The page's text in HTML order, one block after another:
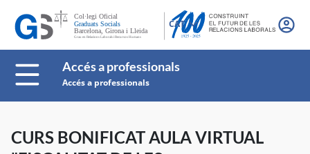
CAT
Accés a professionals
Accés a professionals
CURS BONIFICAT AULA VIRTUAL